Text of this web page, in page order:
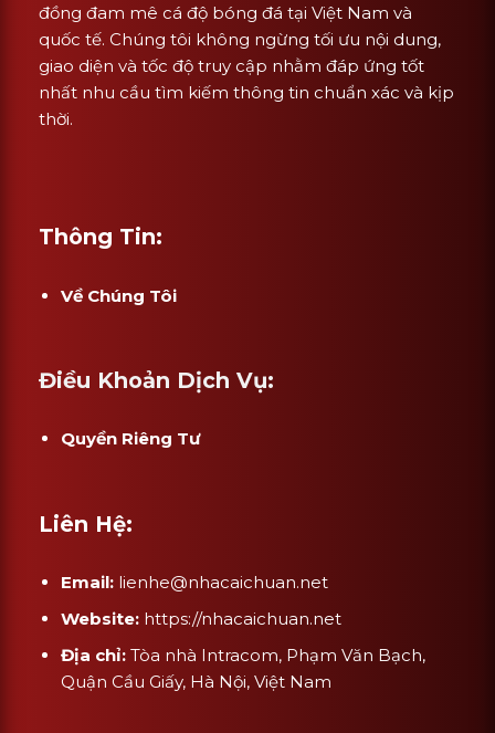
đồng đam mê cá độ bóng đá tại Việt Nam và
quốc tế. Chúng tôi không ngừng tối ưu nội dung,
giao diện và tốc độ truy cập nhằm đáp ứng tốt
nhất nhu cầu tìm kiếm thông tin chuẩn xác và kịp
thời.
Thông Tin:
Về Chúng Tôi
Điều Khoản Dịch Vụ:
Quyền Riêng Tư
Liên Hệ:
Email: lienhe@nhacaichuan.net
Website: https://nhacaichuan.net
Địa chỉ:Tòa nhà Intracom, Phạm Văn Bạch,
Quận Cầu Giấy, Hà Nội, Việt Nam